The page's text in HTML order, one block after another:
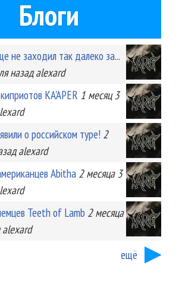
Блоги
заходил так далеко за...
назад alexard
KA'APER 1 месяц 3
о российском туре! 2
alexard
Abitha 2 месяца 3
Teeth of Lamb 2 месяца
alexard
ещё